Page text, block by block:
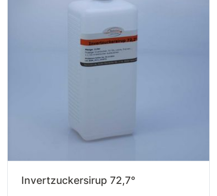
Invertzuckersirup 72,7°